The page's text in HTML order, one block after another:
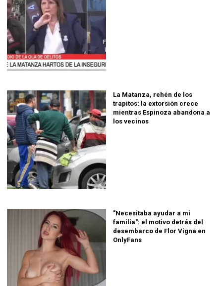
La Matanza, rehén de los
trapitos: la extorsión crece
mientras Espinoza abandona a
los vecinos
"Necesitaba ayudar a mi
familia": el motivo detrás del
desembarco de Flor Vigna en
OnlyFans